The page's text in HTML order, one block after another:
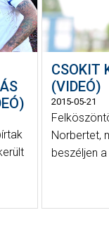
CSOKIT
(VIDEÓ)
2015-05-21
Norbertet,
beszéljen a